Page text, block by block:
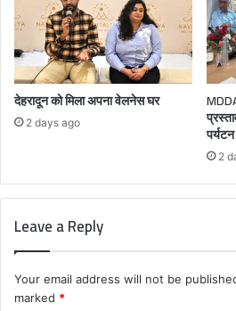
देहरादून को मिला अपना वेलनेस घर
2 days ago
2
Leave a Reply
Your email address will not be
marked *